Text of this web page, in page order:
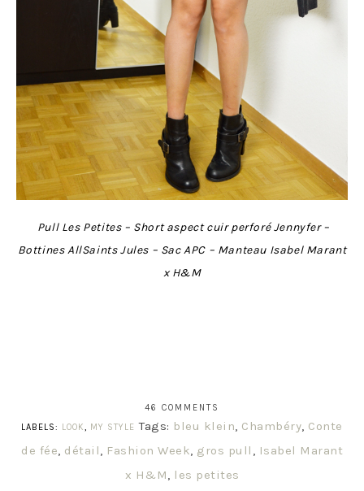
Pull Les Petites – Short aspect cuir perforé Jennyfer –
Bottines AllSaints Jules – Sac APC – Manteau Isabel Marant
x H&M
46 COMMENTS
LABELS: LOOK, MY STYLE Tags: bleu klein, Chambéry, Conte
de fée, détail, Fashion Week, gros pull , Isabel Marant
x H&M, les petites